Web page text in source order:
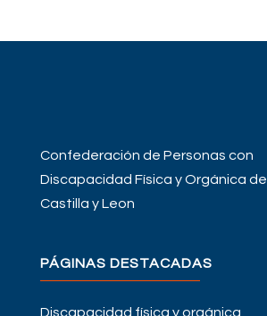
Confederación de Personas con
Discapacidad Física y Orgánica de
Castilla y Leon
PÁGINAS DESTACADAS
Discapacidad física y orgánica